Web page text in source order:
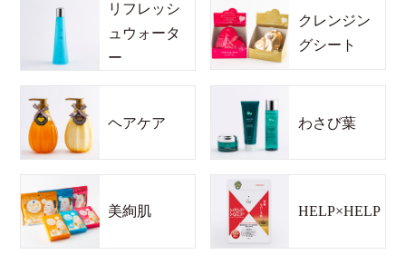
リフレッシ
ュウォータ
ー
クレンジン
グシート
ヘアケア わさび葉
美絢肌 HELP×HELP